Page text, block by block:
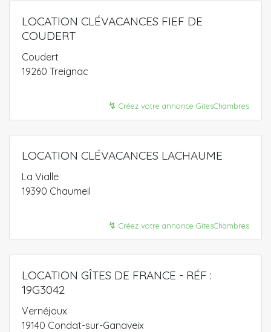
LOCATION CLÉVACANCES FIEF DE
COUDERT
Coudert
19260 Treignac
↯ Créez votre annonce GitesChambres
LOCATION CLÉVACANCES LACHAUME
La Vialle
19390 Chaumeil
↯ Créez votre annonce GitesChambres
LOCATION GÎTES DE FRANCE - RÉF :
19G3042
Vernéjoux
19140 Condat-sur-Ganaveix